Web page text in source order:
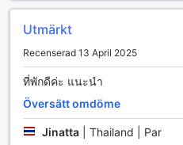
NapaResort gratis wi-fi i alla
utrymmen, vilket gör det
särskilt rökområde för gäster
cigarett i en avskild miljö.
resa, finns det också en
friheten att utforska området
tunga väskor.
Utmärkt
Recenserad 13 April 2025
ที่พักดีค่ะ แนะนำ
Översätt omdöme
Jinatta Thailand | Par